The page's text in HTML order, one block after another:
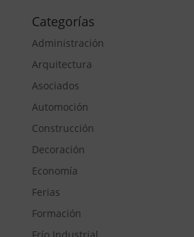
Categorías
Administración
Arquitectura
Asociados
Automoción
Construcción
Decoración
Economía
Ferias
Formación